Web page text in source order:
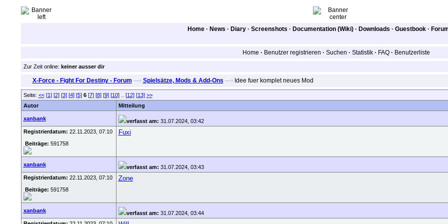
Home · News · Diary · Screenshots · Documentation (Wiki) · Downloads · Guestbook ·
Home · Benutzer registrieren · Suchen · Statistik · FAQ · Benutzerliste
Zur Zeit online: keiner ausser dir
X-Force - Fight For Destiny - Forum —› Spielsätze, Mods & Add-Ons —›Idee fuer komplet neues Mod
Seite: << [1] [2] [3] [4] [5] 6 [7] [8] [9] [10].. [12] [13] >>
Autor
Mitteilung
xanbank verfasst am: 31.07.2024, 03:42
Registrierdatum: 22.11.2023, 07:10
Beiträge: 591758
Fuxi
xanbank verfasst am: 31.07.2024, 03:43
Registrierdatum: 22.11.2023, 07:10
Beiträge: 591758
Zone
xanbank verfasst am: 31.07.2024, 03:44